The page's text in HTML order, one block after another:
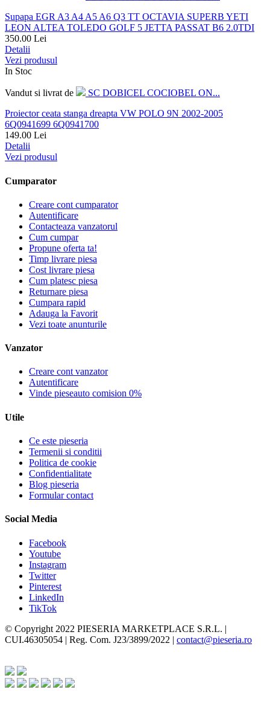
Supapa EGR A3 A4 A5 A6 Q3 TT OCTAVIA SUPERB YETI
LEON ALTEA TOLEDO GOLF 5 JETTA PASSAT B6 2.0TDI
350.00 Lei
Detalii
Vezi produsul
In Stoc
Vandut si livrat de
SC DOBICEL COCIOBEL ON...
Proiector ceata stanga dreapta VW POLO 9N 2002-2005
6Q0941699 6Q0941700
149.00 Lei
Detalii
Vezi produsul
Cumparator
Creare cont cumparator
Autentificare
Contacteaza vanzatorul
Cum cumpar
Propune oferta ta!
Timp livrare piesa
Cost livrare piesa
Cum platesc piesa
Returnare piesa
Cumpara rapid
Adauga la Favorit
Vezi toate anunturile
Vanzator
Creare cont vanzator
Autentificare
Vinde pieseauto comision 0%
Utile
Ce este pieseria
Termenii si conditii
Politica de cookie
Confidentialitate
Blog pieseria
Formular contact
Social Media
Facebook
Youtube
Instagram
Twitter
Pinterest
LinkedIn
TikTok
© Copyright 2022 PIESERIA MARKETPLACE S.R.L. |
CUI.46305054 | Reg. Com. J23/3899/2022 | contact@pieseria.ro